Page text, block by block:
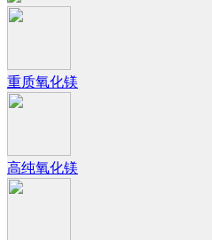
重质氧化镁
高纯氧化镁